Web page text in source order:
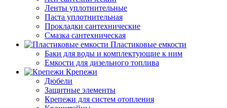
Ленты уплотнительные
Паста уплотнительная
Прокладки сантехнические
Смазка сантехническая
Пластиковые емкости
Баки для воды и комплектующие к ним
Емкости для дизельного топлива
Крепежи
Дюбели
Защитные элементы
Крепежи для систем отопления